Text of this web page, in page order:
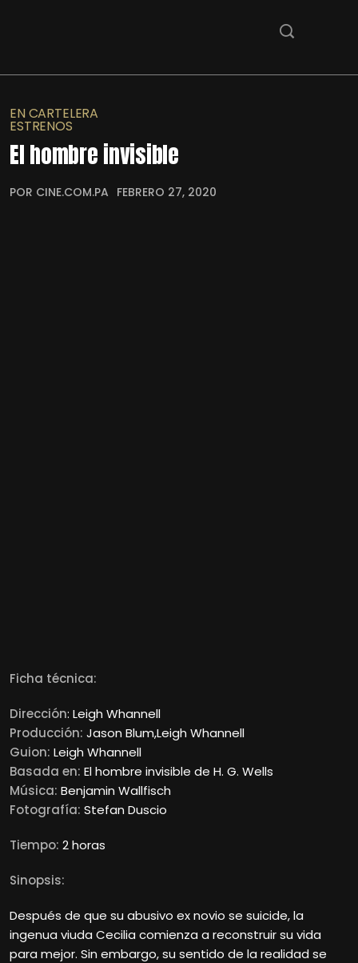
EN CARTELERA
ESTRENOS
El hombre invisible
POR CINE.COM.PA FEBRERO 27, 2020
Ficha técnica:
Dirección: Leigh Whannell
Producción: Jason Blum,Leigh Whannell
Guion: Leigh Whannell
Basada en: El hombre invisible de H. G. Wells
Música: Benjamin Wallfisch
Fotografía: Stefan Duscio
Tiempo: 2 horas
Sinopsis:
Después de que su abusivo ex novio se suicide, la
ingenua viuda Cecilia comienza a reconstruir su vida
para mejor. Sin embargo, su sentido de la realidad se